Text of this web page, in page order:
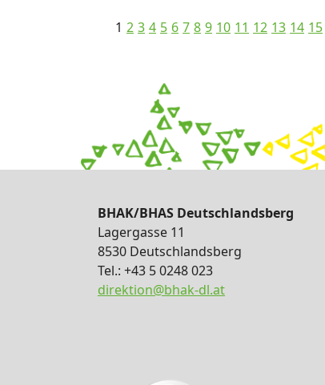
1 2 3 4 5 6 7 8 9 10 11 12 13 14 15
BHAK/BHAS Deutschlandsberg
Lagergasse 11
8530 Deutschlandsberg
Tel.: +43 5 0248 023
direktion@bhak-dl.at